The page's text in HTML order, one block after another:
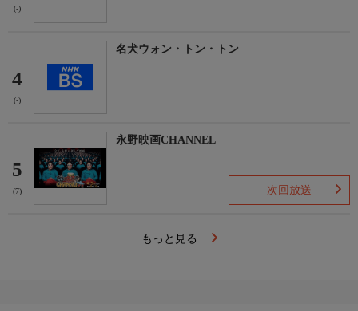
(-)
4
(-)
名犬ウォン・トン・トン
5
(7)
永野映画CHANNEL
次回放送
もっと見る